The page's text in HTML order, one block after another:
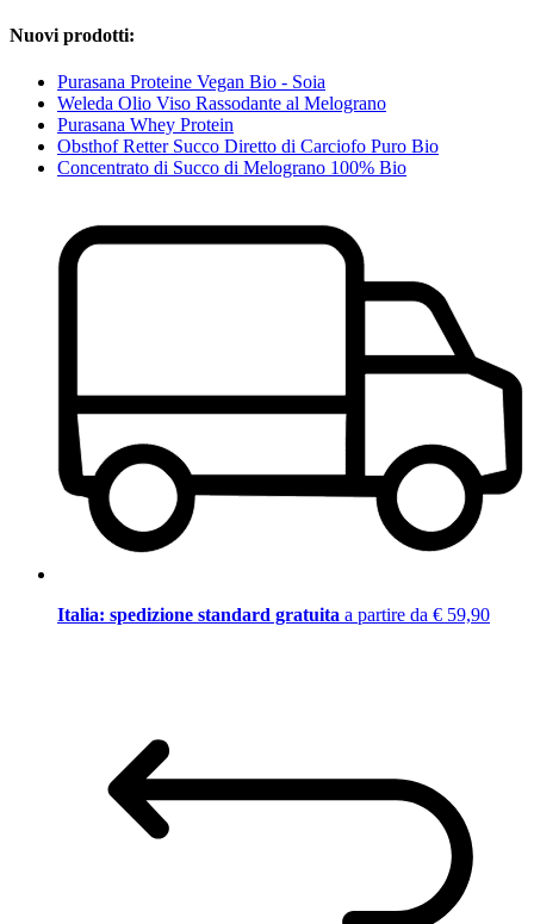
Nuovi prodotti:
Purasana Proteine Vegan Bio - Soia
Weleda Olio Viso Rassodante al Melograno
Purasana Whey Protein
Obsthof Retter Succo Diretto di Carciofo Puro Bio
Concentrato di Succo di Melograno 100% Bio
Italia: spedizione standard gratuita a partire da € 59,90